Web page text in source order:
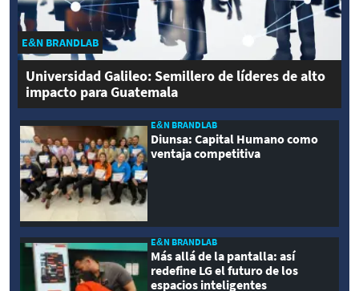
E&N BRANDLAB
Universidad Galileo: Semillero de líderes de alto
impacto para Guatemala
E&N BRANDLAB
Diunsa: Capital Humano como
ventaja competitiva
E&N BRANDLAB
Más allá de la pantalla: así
redefine LG el futuro de los
espacios inteligentes